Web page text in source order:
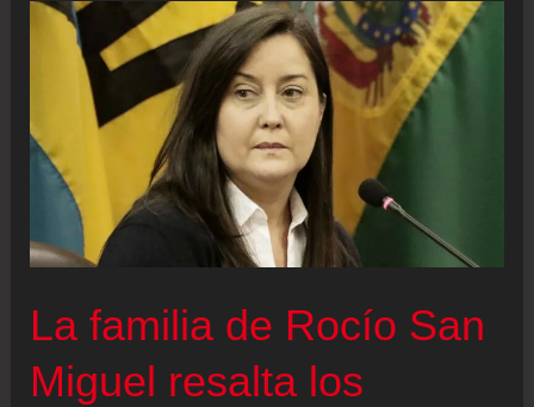
sumar
Donald
Delcy
Rodríguez
en
combate
contra
La familia de Rocío San
Miguel resalta los